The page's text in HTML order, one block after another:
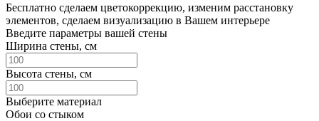
Бесплатно сделаем цветокоррекцию, изменим расстановку
элементов, сделаем визуализацию в Вашем интерьере
Введите параметры вашей стены
Ширина стены, см
Высота стены, см
Выберите материал
Обои со стыком